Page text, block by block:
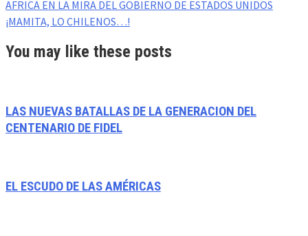
AFRICA EN LA MIRA DEL GOBIERNO DE ESTADOS UNIDOS
¡MAMITA, LO CHILENOS…!
You may like these posts
LAS NUEVAS BATALLAS DE LA GENERACION DEL
CENTENARIO DE FIDEL
EL ESCUDO DE LAS AMÉRICAS